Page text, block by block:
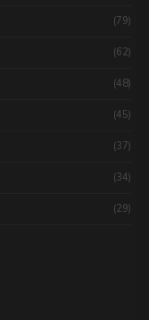
(79)
(62)
(48)
(45)
(37)
(34)
(29)